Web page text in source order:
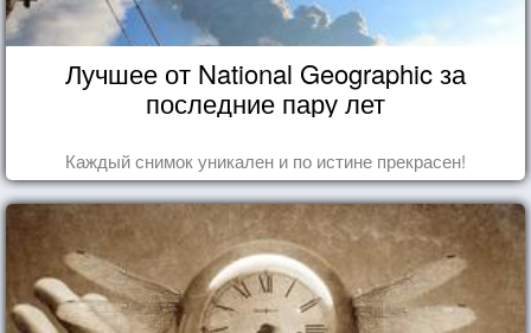
Лучшее от National Geographic за
последние пару лет
Каждый снимок уникален и по истине прекрасен!